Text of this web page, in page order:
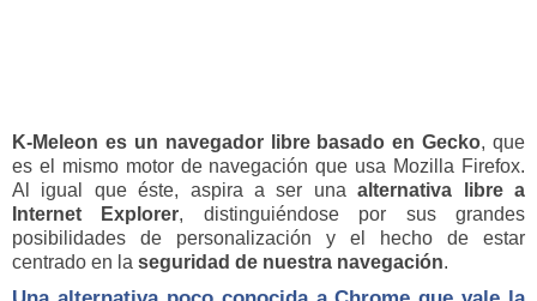
K-Meleon es un navegador libre basado en Gecko, que
es el mismo motor de navegación que usa Mozilla Firefox.
Al igual que éste, aspira a ser unaalternativa libre a
Internet Explorer, distinguiéndose por sus grandes
posibilidades de personalización
y el hecho de estar
centrado en la seguridad de nuestra navegación.